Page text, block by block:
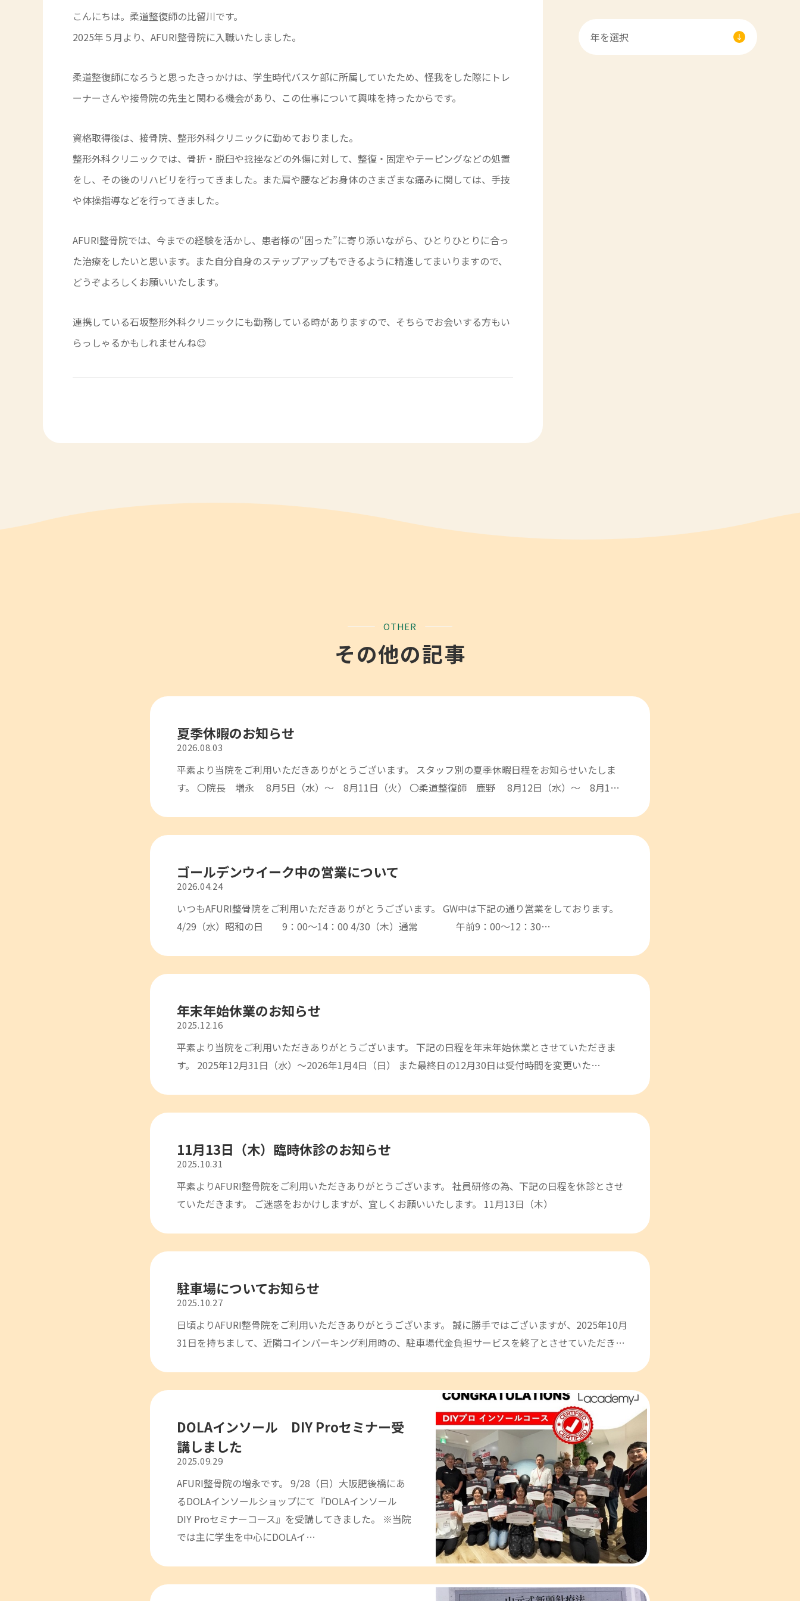
こんにちは。柔道整復師の比留川です。
2025年５月より、AFURI整骨院に入職いたしました。
柔道整復師になろうと思ったきっかけは、学生時代バスケ部に所属していたため、怪我をした際にトレ
ーナーさんや接骨院の先生と関わる機会があり、この仕事について興味を持ったからです。
資格取得後は、接骨院、整形外科クリニックに勤めておりました。
整形外科クリニックでは、骨折・脱臼や捻挫などの外傷に対して、整復・固定やテーピングなどの処置
をし、その後のリハビリを行ってきました。また肩や腰などお身体のさまざまな痛みに関しては、手技
や体操指導などを行ってきました。
AFURI整骨院では、今までの経験を活かし、患者様の“困った”に寄り添いながら、ひとりひとりに合っ
た治療をしたいと思います。また自分自身のステップアップもできるように精進してまいりますので、
どうぞよろしくお願いいたします。
連携している石坂整形外科クリニックにも勤務している時がありますので、そちらでお会いする方もい
らっしゃるかもしれませんね😊
OTHER
その他の記事
夏季休暇のお知らせ
2026.08.03
平素より当院をご利用いただきありがとうございます。 スタッフ別の夏季休暇日程をお知らせいたしま
す。 〇院長 増永 8月5日（水）～ 8月11日（火） 〇柔道整復師 鹿野 8月12日（水）～ 8月1…
ゴールデンウイーク中の営業について
2026.04.24
いつもAFURI整骨院をご利用いただきありがとうございます。 GW中は下記の通り営業をしております。
4/29（水）昭和の日 9：00～14：00 4/30（木）通常 午前9：00～12：30…
年末年始休業のお知らせ
2025.12.16
平素より当院をご利用いただきありがとうございます。 下記の日程を年末年始休業とさせていただきま
す。 2025年12月31日（水）～2026年1月4日（日） また最終日の12月30日は受付時間を変更いた…
11月13日（木）臨時休診のお知らせ
2025.10.31
平素よりAFURI整骨院をご利用いただきありがとうございます。 社員研修の為、下記の日程を休診とさせ
ていただきます。 ご迷惑をおかけしますが、宜しくお願いいたします。 11月13日（木）
駐車場についてお知らせ
2025.10.27
日頃よりAFURI整骨院をご利用いただきありがとうございます。 誠に勝手ではございますが、2025年10月
31日を持ちまして、近隣コインパーキング利用時の、駐車場代金負担サービスを終了とさせていただき…
DOLAインソール DIY Proセミナー受
講しました
2025.09.29
AFURI整骨院の増永です。 9/28（日）大阪肥後橋にあ
るDOLAインソールショップにて『DOLAインソール
DIY Proセミナーコース』を受講してきました。 ※当院
では主に学生を中心にDOLAイ…